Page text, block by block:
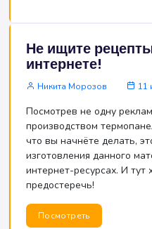
Не ищите
интернете!
Никита Морозов 11
Посмотрев не одну
производством
что вы начнёте делать,
изготовления данного
интернет-ресурсах. И тут
предостеречь!
Посмотреть